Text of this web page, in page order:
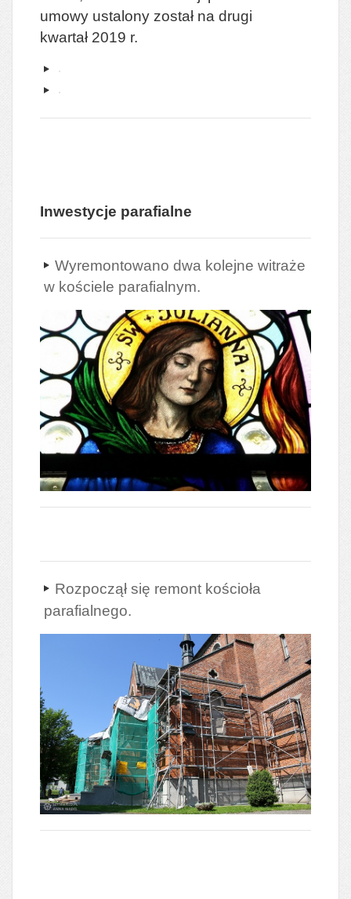
umowy ustalony został na drugi
kwartał 2019 r.
Inwestycje parafialne
Wyremontowano dwa kolejne witraże
w kościele parafialnym.
Rozpoczął się remont kościoła
parafialnego.